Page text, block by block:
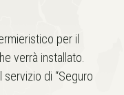
per il
verrà installato.
di “Seguro